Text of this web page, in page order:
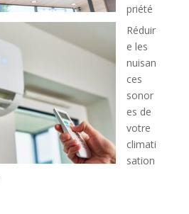
priété
Réduir
e les
nuisan
ces
sonor
es de
votre
climati
sation